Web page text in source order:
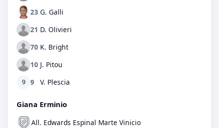
23 G. Galli
21 D. Olivieri
70 K. Bright
10 J. Pitou
9 9 V. Plescia
Giana Erminio
All. Edwards Espinal Marte Vinicio